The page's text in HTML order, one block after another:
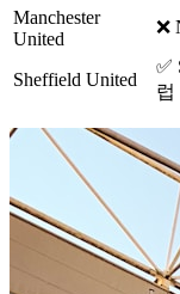
Manchester
United
❌
Sheffield United
✅
럽